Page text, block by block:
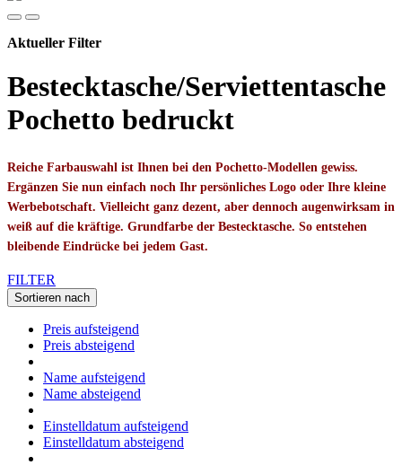
Aktueller Filter
Bestecktasche/Serviettentasche
Pochetto bedruckt
Reiche Farbauswahl ist Ihnen bei den Pochetto-Modellen gewiss.
Ergänzen Sie nun einfach noch Ihr persönliches Logo oder Ihre kleine
Werbebotschaft. Vielleicht ganz dezent, aber dennoch augenwirksam in
weiß auf die kräftige. Grundfarbe der Bestecktasche. So entstehen
bleibende Eindrücke bei jedem Gast.
FILTER
Sortieren nach
Preis aufsteigend
Preis absteigend
Name aufsteigend
Name absteigend
Einstelldatum aufsteigend
Einstelldatum absteigend